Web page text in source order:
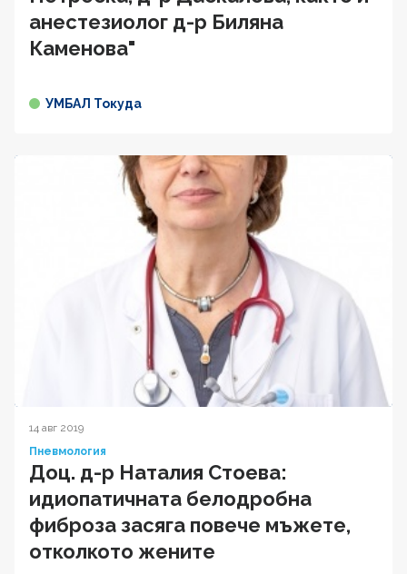
анестезиолог д-р Биляна
Каменова"
УМБАЛ Токуда
14 авг 2019
Пневмология
Доц. д-р Наталия Стоева:
идиопатичната белодробна
фиброза засяга повече мъжете,
отколкото жените